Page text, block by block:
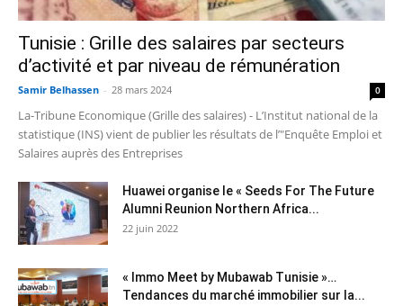
Tunisie : Grille des salaires par secteurs
d’activité et par niveau de rémunération
Samir Belhassen - 28 mars 2024 0
La-Tribune Economique (Grille des salaires) - L’Institut national de la
statistique (INS) vient de publier les résultats de l’"Enquête Emploi et
Salaires auprès des Entreprises
Huawei organise le « Seeds For The Future
Alumni Reunion Northern Africa...
22 juin 2022
« Immo Meet by Mubawab Tunisie »…
Tendances du marché immobilier sur la...